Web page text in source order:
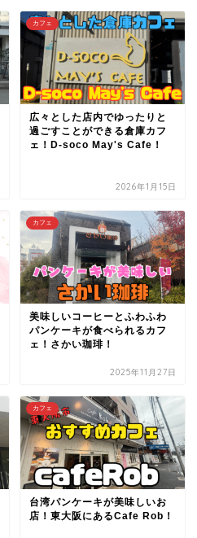
カフェ
広々とした店内でゆったりと
過ごすことができる倉庫カフ
ェ！D-soco May's Cafe！
2026年1月15日
カフェ
美味しいコーヒーとふわふわ
パンケーキが食べられるカフ
ェ！さかい珈琲！
2025年11月27日
カフェ
台湾パンケーキが美味しいお
店！東大阪にあるCafe Rob！